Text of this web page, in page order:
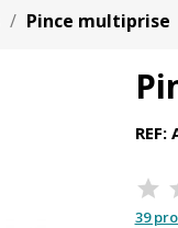
Pince multiprise
REF:
39